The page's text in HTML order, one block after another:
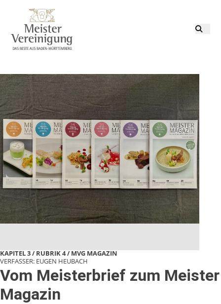
KAPITEL 3 / RUBRIK 4
MVG MAGAZIN
VERFASSER: EUGEN HEUBACH
Vom Meisterbrief zum Meister
Magazin